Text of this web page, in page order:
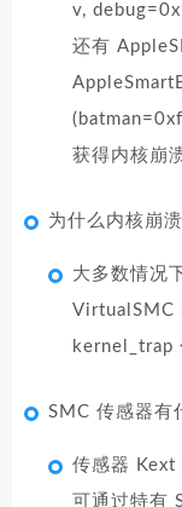
v,
还有
获得内核崩
为什么内核崩
大多数情况
VirtualSMC
kernel_trap
SMC 传感器有
传感器 Kext
可通过特有